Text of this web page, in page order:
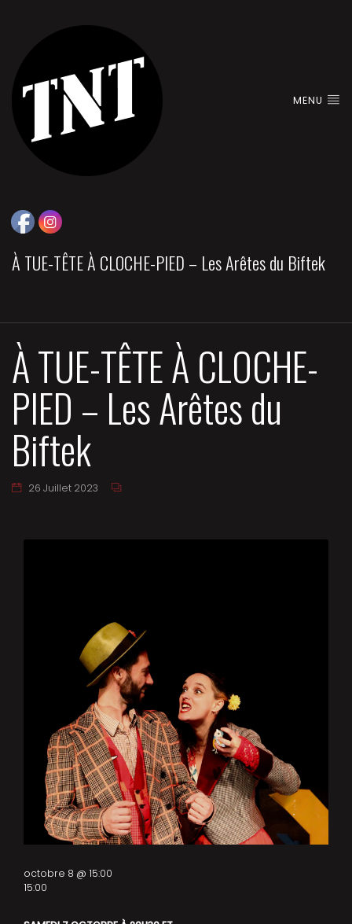
MENU
À TUE-TÊTE À CLOCHE-PIED – Les Arêtes du Biftek
À TUE-TÊTE À CLOCHE-
PIED – Les Arêtes du
Biftek
26 Juillet 2023
octobre 8 @ 15:00
15:00